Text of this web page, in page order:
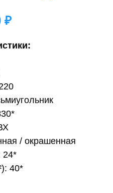
₽
/ окрашенная
24*
40*